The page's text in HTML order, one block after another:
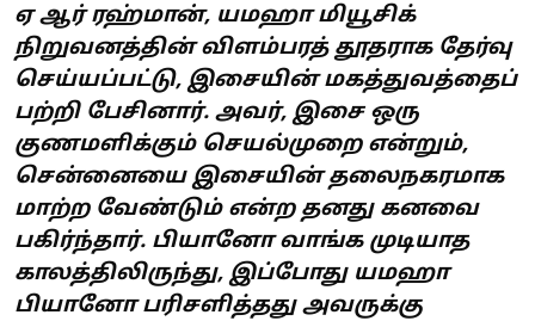
ஏ ஆர் ரஹ்மான், யமஹா மியூசிக்
நிறுவனத்தின் விளம்பரத் தூதராக தேர்வு
செய்யப்பட்டு, இசையின் மகத்துவத்தைப்
பற்றி பேசினார். அவர், இசை ஒரு
குணமளிக்கும் செயல்முறை என்றும்,
சென்னையை இசையின் தலைநகரமாக
மாற்ற வேண்டும் என்ற தனது கனவை
பகிர்ந்தார். பியானோ வாங்க முடியாத
காலத்திலிருந்து, இப்போது யமஹா
பியானோ பரிசளித்தது அவருக்கு